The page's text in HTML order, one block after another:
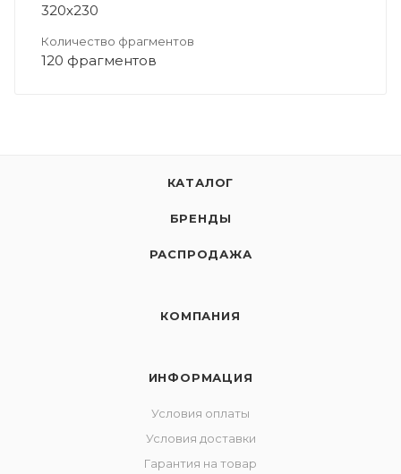
320х230
Количество фрагментов
120 фрагментов
КАТАЛОГ
БРЕНДЫ
РАСПРОДАЖА
КОМПАНИЯ
ИНФОРМАЦИЯ
Условия оплаты
Условия доставки
Гарантия на товар